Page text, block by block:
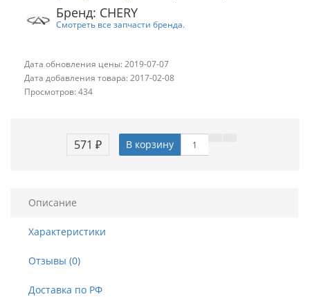
Бренд: CHERY
Смотреть все запчасти бренда.
Дата обновления цены: 2019-07-07
Дата добавления товара: 2017-02-08
Просмотров: 434
571 ₽ В корзину
Описание
Характеристики
Отзывы (0)
Доставка по РФ